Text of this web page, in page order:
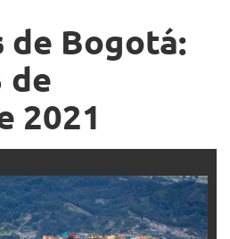
de Bogotá:
de
2021